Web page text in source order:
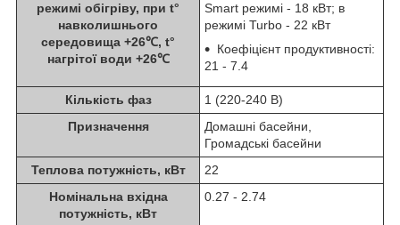
режимі обігріву, при t°
навколишнього
середовища +26℃, t°
нагрітої води +26℃
Smart режимі - 18 кВт; в
режимі Turbo - 22 кВт
Коефіцієнт продуктивності:
21 - 7.4
Кількість фаз
1 (220-240 В)
Призначення
Домашні басейни,
Громадські басейни
Теплова потужність, кВт
22
Номінальна вхідна
потужність, кВт
0.27 - 2.74